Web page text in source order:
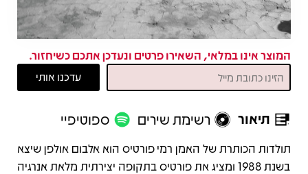
המוצר אינו במלאי, השאירו פרטים ונעדכן אתכם כשיחזור.
תיאור רשימת שירים ספוטיפיי
תיאור
תולדות הכותרת של האמן רמי פורטיס הוא אלבום אולפן שיצא
בשנת 1988 ומציג את פורטיס בתקופה יצירתית מלאת אנרגיה